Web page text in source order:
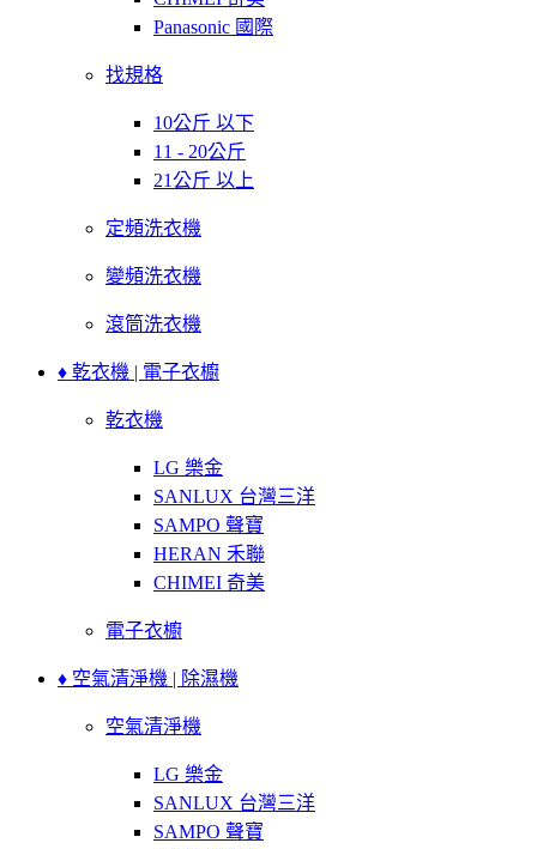
Panasonic 國際
找規格
10公斤 以下
11 - 20公斤
21公斤 以上
定頻洗衣機
變頻洗衣機
滾筒洗衣機
♦ 乾衣機 | 電子衣櫥
乾衣機
LG 樂金
SANLUX 台灣三洋
SAMPO 聲寶
HERAN 禾聯
CHIMEI 奇美
電子衣櫥
♦ 空氣清淨機 | 除濕機
空氣清淨機
LG 樂金
SANLUX 台灣三洋
SAMPO 聲寶